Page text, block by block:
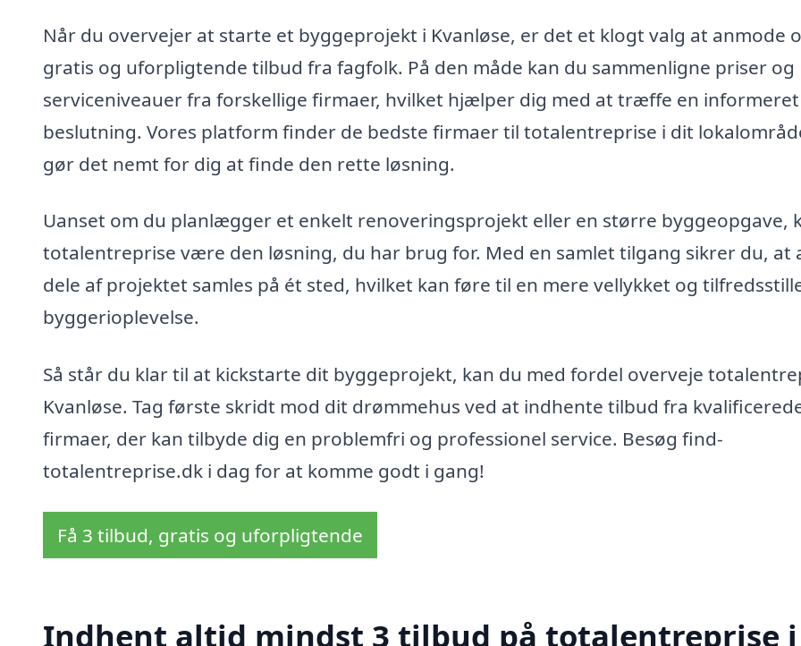
Når du overvejer at starte et byggeprojekt i Kvanløse, er det et klogt valg at anmode
gratis og uforpligtende tilbud fra fagfolk. På den måde kan du sammenligne priser og
serviceniveauer fra forskellige firmaer, hvilket hjælper dig med at træffe en informeret
beslutning. Vores platform finder de bedste firmaer til totalentreprise i dit
gør det nemt for dig at finde den rette løsning.
Uanset om du planlægger et enkelt renoveringsprojekt eller en større byggeopgave,
totalentreprise være den løsning, du har brug for. Med en samlet tilgang sikrer du, at
dele af projektet samles på ét sted, hvilket kan føre til en mere vellykket og
byggerioplevelse.
Så står du klar til at kickstarte dit byggeprojekt, kan du med fordel overveje
Kvanløse. Tag første skridt mod dit drømmehus ved at indhente tilbud fra
firmaer, der kan tilbyde dig en problemfri og professionel service. Besøg find-
totalentreprise.dk i dag for at komme godt i gang!
Få 3 tilbud, gratis og uforpligtende
Indhent altid mindst 3 tilbud på totalentreprise i